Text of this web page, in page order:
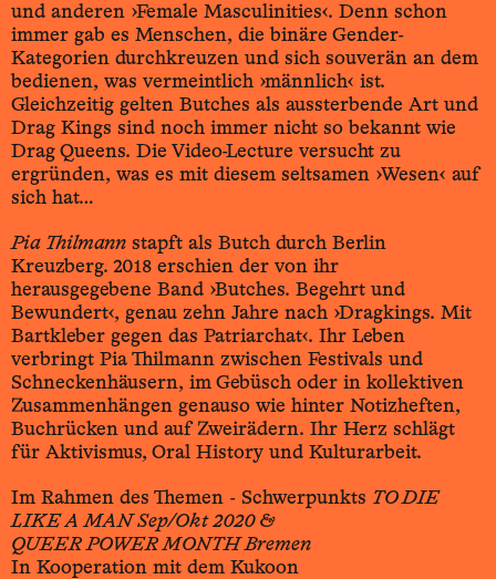
und anderen ›Female Masculinities‹. Denn schon
immer gab es Menschen, die binäre Gender-
Kategorien durchkreuzen und sich souverän an dem
bedienen, was vermeintlich ›männlich‹ ist.
Gleichzeitig gelten Butches als aussterbende Art und
Drag Kings sind noch immer nicht so bekannt wie
Drag Queens. Die Video-Lecture versucht zu
ergründen, was es mit diesem seltsamen ›Wesen‹ auf
sich hat…
Pia Thilmann stapft als Butch durch Berlin
Kreuzberg. 2018 erschien der von ihr
herausgegebene Band ›Butches. Begehrt und
Bewundert‹, genau zehn Jahre nach ›Dragkings. Mit
Bartkleber gegen das Patriarchat‹. Ihr Leben
verbringt Pia Thilmann zwischen Festivals und
Schneckenhäusern, im Gebüsch oder in kollektiven
Zusammenhängen genauso wie hinter Notizheften,
Buchrücken und auf Zweirädern. Ihr Herz schlägt
für Aktivismus, Oral History und Kulturarbeit.
Im Rahmen des Themen - Schwerpunkts TO DIE
LIKE A MAN Sep/Okt 2020 &
QUEER POWER MONTH Bremen
In Kooperation mit dem Kukoon